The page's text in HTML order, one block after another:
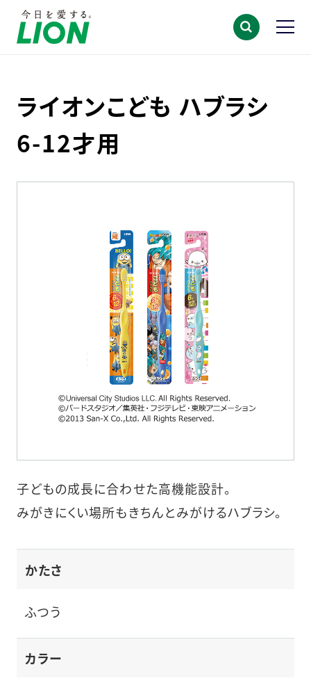
ライオンこども ハブラシ
6-12才用
子どもの成長に合わせた高機能設計。
みがきにくい場所もきちんとみがけるハブラシ。
かたさ
ふつう
カラー